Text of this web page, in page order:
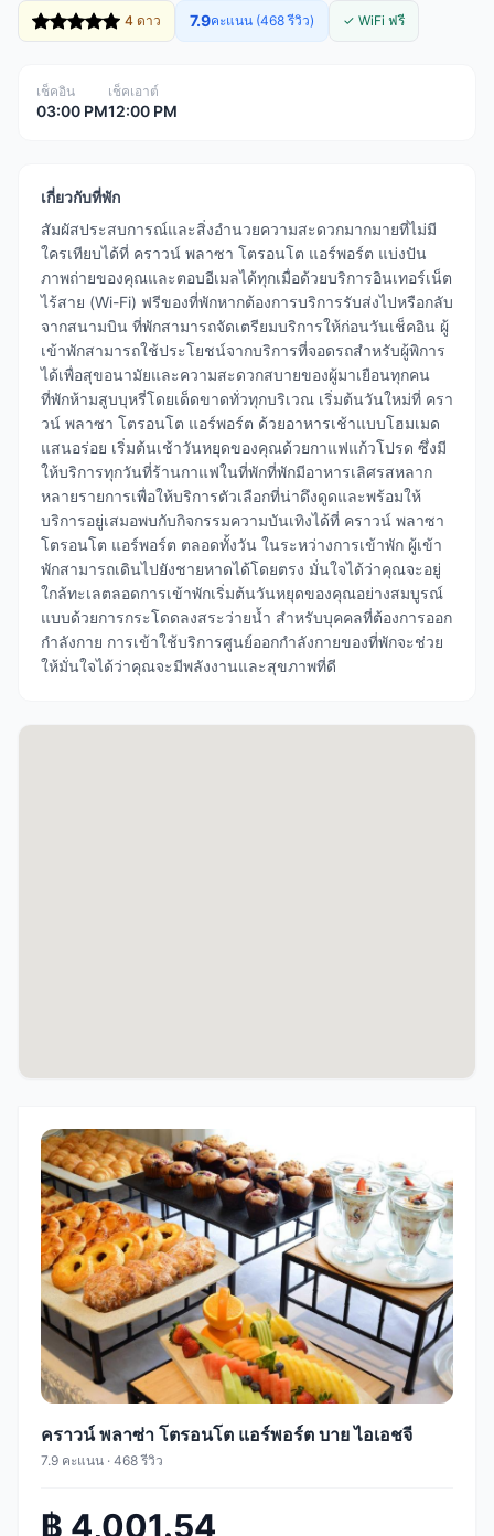
4 ดาว 7.9คะแนน (468 รีวิว) ✓ WiFi ฟรี
เช็คอิน
03:00 PM
เช็คเอาต์
12:00 PM
เกี่ยวกับที่พัก
สัมผัสประสบการณ์และสิ่งอำนวยความสะดวกมากมายที่ไม่มี
ใครเทียบได้ที่ คราวน์ พลาซา โตรอนโต แอร์พอร์ต แบ่งปัน
ภาพถ่ายของคุณและตอบอีเมลได้ทุกเมื่อด้วยบริการอินเทอร์เน็ต
ไร้สาย (Wi-Fi) ฟรีของที่พักหากต้องการบริการรับส่งไปหรือกลับ
จากสนามบิน ที่พักสามารถจัดเตรียมบริการให้ก่อนวันเช็คอิน ผู้
เข้าพักสามารถใช้ประโยชน์จากบริการที่จอดรถสำหรับผู้พิการ
ได้เพื่อสุขอนามัยและความสะดวกสบายของผู้มาเยือนทุกคน
ที่พักห้ามสูบบุหรี่โดยเด็ดขาดทั่วทุกบริเวณ เริ่มต้นวันใหม่ที่ ครา
วน์ พลาซา โตรอนโต แอร์พอร์ต ด้วยอาหารเช้าแบบโฮมเมด
แสนอร่อย เริ่มต้นเช้าวันหยุดของคุณด้วยกาแฟแก้วโปรด ซึ่งมี
ให้บริการทุกวันที่ร้านกาแฟในที่พักที่พักมีอาหารเลิศรสหลาก
หลายรายการเพื่อให้บริการตัวเลือกที่น่าดึงดูดและพร้อมให้
บริการอยู่เสมอพบกับกิจกรรมความบันเทิงได้ที่ คราวน์ พลาซา
โตรอนโต แอร์พอร์ต ตลอดทั้งวัน ในระหว่างการเข้าพัก ผู้เข้า
พักสามารถเดินไปยังชายหาดได้โดยตรง มั่นใจได้ว่าคุณจะอยู่
ใกล้ทะเลตลอดการเข้าพักเริ่มต้นวันหยุดของคุณอย่างสมบูรณ์
แบบด้วยการกระโดดลงสระว่ายน้ำ สำหรับบุคคลที่ต้องการออก
กำลังกาย การเข้าใช้บริการศูนย์ออกกำลังกายของที่พักจะช่วย
ให้มั่นใจได้ว่าคุณจะมีพลังงานและสุขภาพที่ดี
คราวน์ พลาซ่า โตรอนโต แอร์พอร์ต บาย ไอเอชจี
7.9 คะแนน · 468 รีวิว
฿ 4,001.54